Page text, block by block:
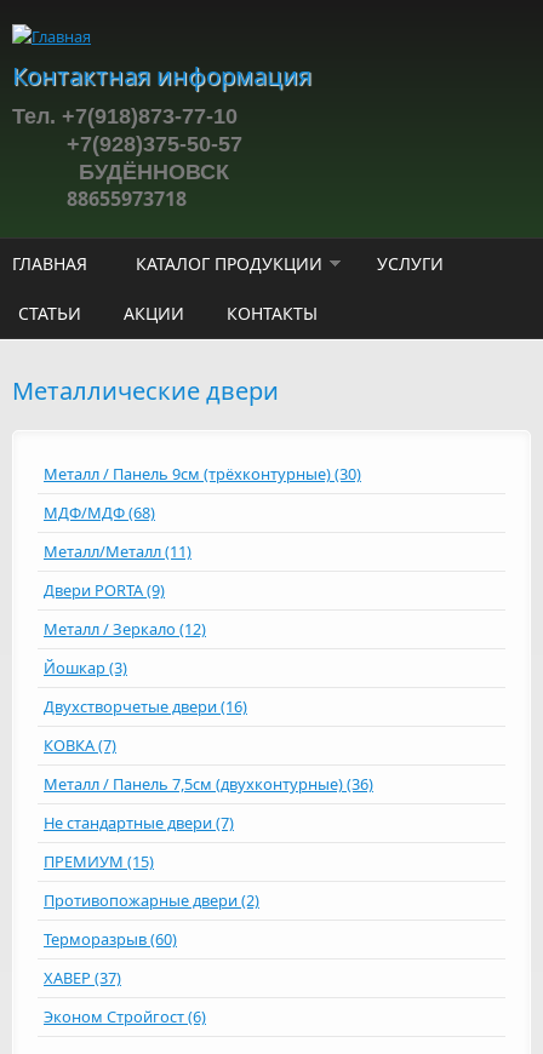
Контактная информация
Тел. +7(918)873-77-10
+7(928)375-50-57
БУДЁННОВСК
88655973718
ГЛАВНАЯ КАТАЛОГ ПРОДУКЦИИ УСЛУГИ
СТАТЬИ АКЦИИ КОНТАКТЫ
Металлические двери
Металл / Панель 9см (трёхконтурные) (30)
МДФ/МДФ (68)
Металл/Металл (11)
Двери PORTA (9)
Металл / Зеркало (12)
Йошкар (3)
Двухстворчетые двери (16)
КОВКА (7)
Металл / Панель 7,5см (двухконтурные) (36)
Не стандартные двери (7)
ПРЕМИУМ (15)
Противопожарные двери (2)
Терморазрыв (60)
ХАВЕР (37)
Эконом Стройгост (6)